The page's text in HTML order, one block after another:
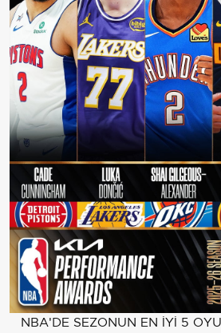
NBA'DE SEZONUN EN İYİ 5